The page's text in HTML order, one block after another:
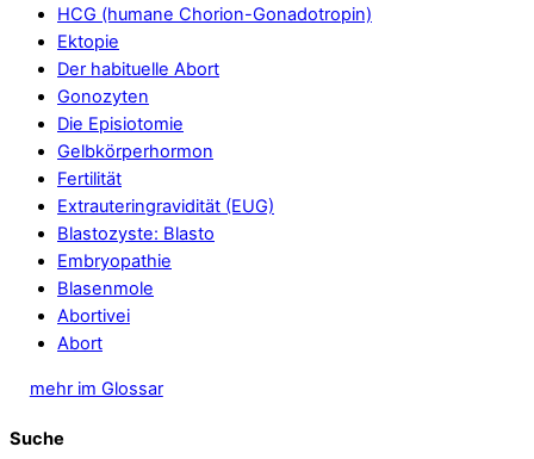
HCG (humane Chorion-Gonadotropin)
Ektopie
Der habituelle Abort
Gonozyten
Die Episiotomie
Gelbkörperhormon
Fertilität
Extrauteringravidität (EUG)
Blastozyste: Blasto
Embryopathie
Blasenmole
Abortivei
Abort
mehr im Glossar
Suche